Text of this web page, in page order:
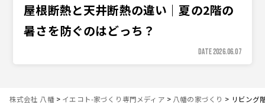
屋根断熱と天井断熱の違い｜夏の2階の
暑さを防ぐのはどっち？
DATE 2026.06.07
株式会社 八幡> イエコト-家づくり専門メディア > 八幡の家づくり > リビング